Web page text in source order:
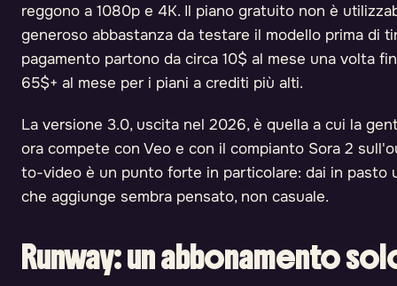
reggono a 1080p e 4K. Il piano gratuito non è
generoso abbastanza da testare il modello prima di
pagamento partono da circa 10$ al mese una volta
65$+ al mese per i piani a crediti più alti.
La versione 3.0, uscita nel 2026, è quella a cui la
ora compete con Veo e con il compianto Sora 2
to-video è un punto forte in particolare: dai in pasto
che aggiunge sembra pensato, non casuale.
Runway: un abbonamento